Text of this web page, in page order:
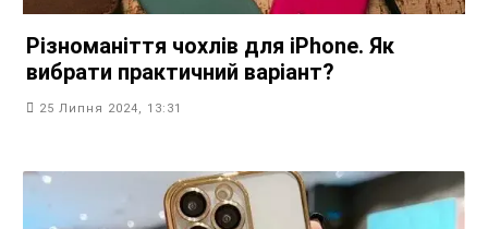
Різноманіття чохлів для iPhone. Як
вибрати практичний варіант?
25 Липня 2024, 13:31